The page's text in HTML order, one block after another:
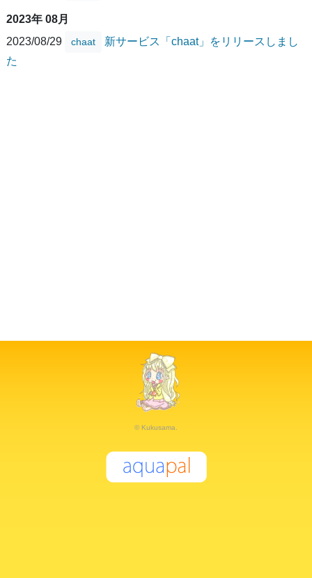
2023年 08月
2023/08/29
chaat
新サービス「chaat」をリリースしまし
た
© Kukusama.